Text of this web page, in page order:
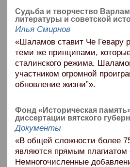
Судьба и творчество
литературы и советской
Илья Смирнов
«Шаламов ставит Че Гевару
теми же принципами,
сталинского режима.
участником огромной
обновление жизни”».
Фонд «Историческая
диссертации вятского
Документы
«В общей сложности более
являются прямым
Немногочисленные